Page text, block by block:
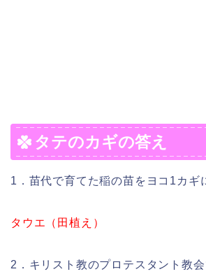
タテのカギの答え
1．苗代で育てた稲の苗をヨコ1カギ
タウエ（田植え）
2．キリスト教のプロテスタント教